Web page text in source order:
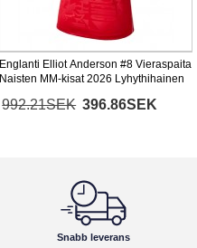
Englanti Elliot Anderson #8 Vieraspaita
Naisten MM-kisat 2026 Lyhythihainen
992.21SEK 396.86SEK
Snabb leverans